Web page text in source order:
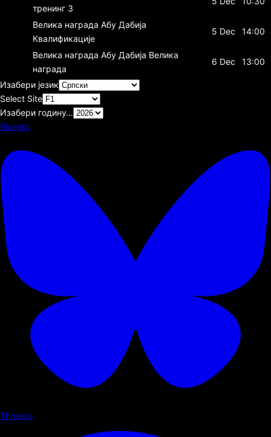
тренинг 3
Велика награда Абу Дабија
Квалификације
5 Dec 14:00
Велика награда Абу Дабија Велика
награда
6 Dec 13:00
Изабери језик
Select Site
Изабери годину…
Bluesky
Threads